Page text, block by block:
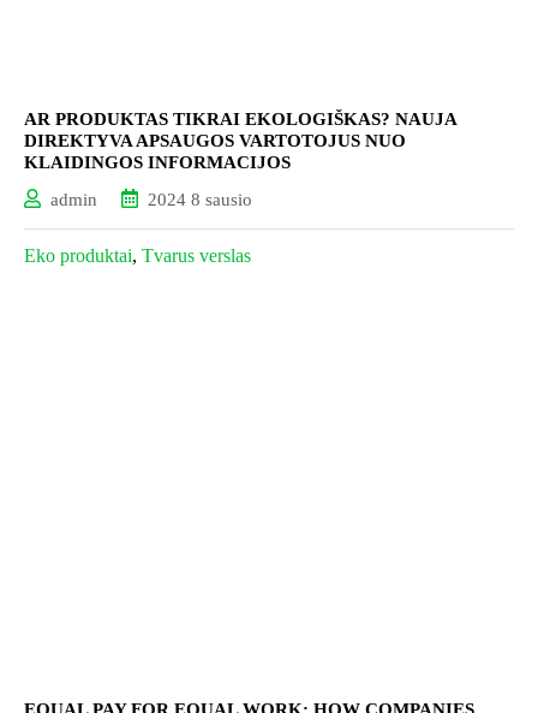
AR PRODUKTAS TIKRAI EKOLOGIŠKAS? NAUJA
DIREKTYVA APSAUGOS VARTOTOJUS NUO
KLAIDINGOS INFORMACIJOS
admin
2024 8 sausio
Eko produktai, Tvarus verslas